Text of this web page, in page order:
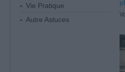
Vie Pratique
Autre Astuces